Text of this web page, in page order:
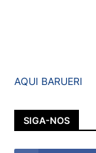
AQUI BARUERI
SIGA-NOS